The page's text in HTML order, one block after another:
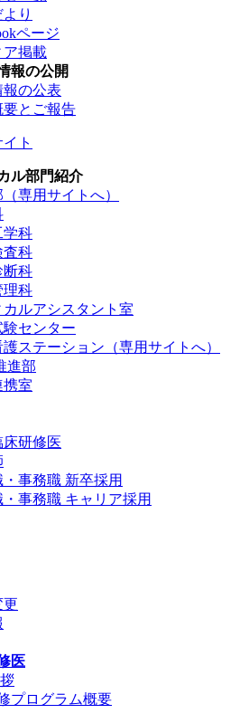
り
ページ
ア掲載
報の公開
の公表
要とご報告
ト
ル部門紹介
専用サイトへ）
学科
査科
断科
理科
カルアシスタント室
験センター
ステーション（専用サイトへ）
進部
携室
研修医
事務職 新卒採用
事務職 キャリア採用
更
医
プログラム概要